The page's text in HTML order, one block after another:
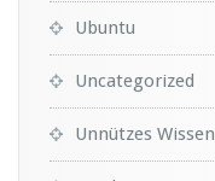
Ubuntu
Uncategorized
Unnützes Wissen